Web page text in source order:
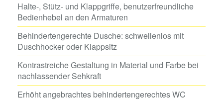
Halte-, Stütz- und Klappgriffe, benutzerfreundliche
Bedienhebel an den Armaturen
Behindertengerechte Dusche: schwellenlos mit
Duschhocker oder Klappsitz
Kontrastreiche Gestaltung in Material und Farbe bei
nachlassender Sehkraft
Erhöht angebrachtes behindertengerechtes WC